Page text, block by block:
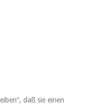
daß sie einen